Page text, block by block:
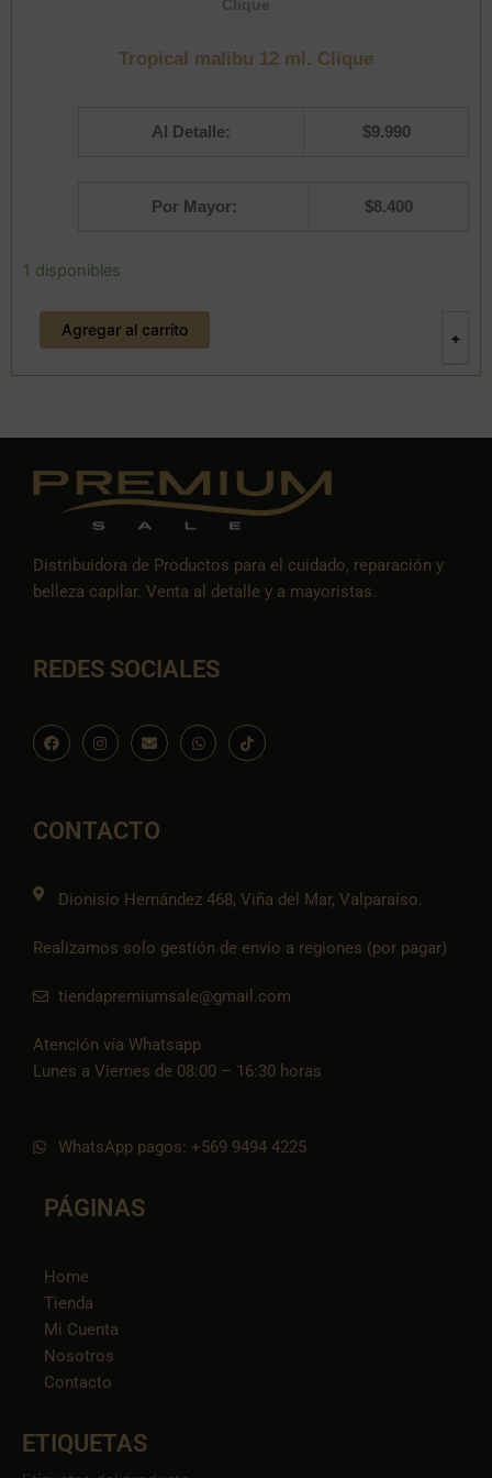
Clique
Tropical malibu 12 ml. Clique
Al Detalle: $9.990
Por Mayor: $8.400
1 disponibles
-
Tropical
Clique
cantidad
+
Agregar al carrito
Distribuidora de Productos para el cuidado, reparación y
belleza capilar. Venta al detalle y a mayoristas.
REDES SOCIALES
F
a
c
o
k
I
n
s
r
a
E
n
v
p
e
W
h
a
I
c
o
CONTACTO
Dionisio Hernández 468, Viña del Mar, Valparaíso.
Realizamos solo gestión de envío a regiones (por pagar)
tiendapremiumsale@gmail.com
Atención vía Whatsapp
Lunes a Viernes de 08:00 – 16:30 horas
WhatsApp pagos: +569 9494 4225
PÁGINAS
Home
Tienda
Mi Cuenta
Nosotros
Contacto
ETIQUETAS